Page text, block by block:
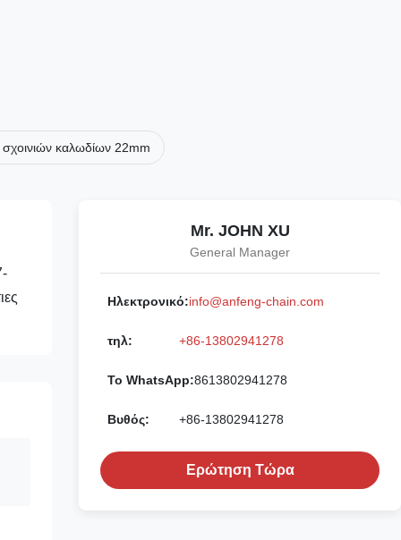
καλωδίων 22mm
Mr. JOHN XU
General Manager
Ηλεκτρονικό:info@anfeng-chain.com
τηλ: +86-13802941278
Το WhatsApp:8613802941278
Βυθός: +86-13802941278
Ερώτηση Τώρα